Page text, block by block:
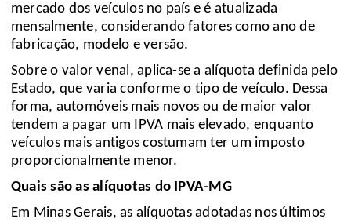
mercado dos veículos no país e é atualizada
mensalmente, considerando fatores como ano de
fabricação, modelo e versão.
Sobre o valor venal, aplica-se a alíquota definida pelo
Estado, que varia conforme o tipo de veículo. Dessa
forma, automóveis mais novos ou de maior valor
tendem a pagar um IPVA mais elevado, enquanto
veículos mais antigos costumam ter um imposto
proporcionalmente menor.
Quais são as alíquotas do IPVA-MG
Em Minas Gerais, as alíquotas adotadas nos últimos